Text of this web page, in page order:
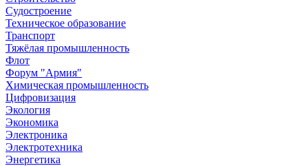
Судостроение
Техническое образование
Транспорт
Тяжёлая промышленность
Флот
Форум "Армия"
Химическая промышленность
Цифровизация
Экология
Экономика
Электроника
Электротехника
Энергетика